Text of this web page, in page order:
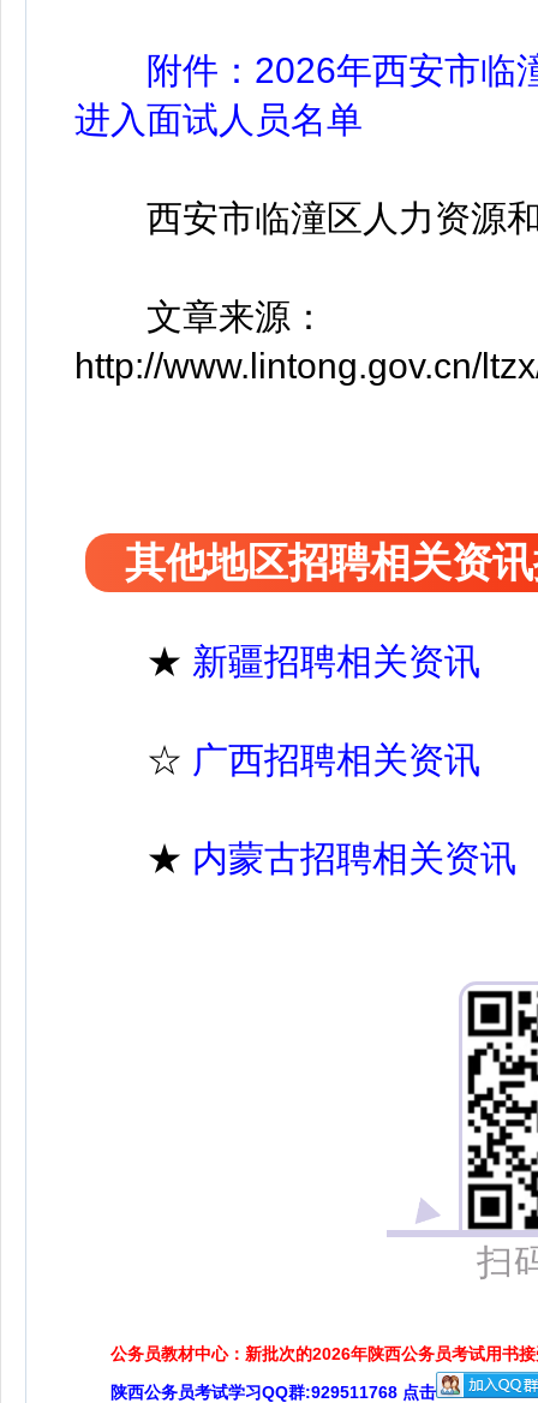
附件：2026年西安市临
进入面试人员名单
西安市临潼区人力资源
文章来源：
http://www.lintong.gov.cn/
其他地区招聘相关资
★ 新疆招聘相关资讯
☆ 广西招聘相关资讯
★ 内蒙古招聘相关资讯
扫
公务员教材中心：新批次的2026年陕西公务员考试用书
陕西公务员考试学习QQ群:929511768 点击